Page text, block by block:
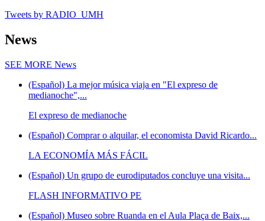
Tweets by RADIO_UMH
News
SEE MORE News
(Español) La mejor música viaja en "El expreso de
medianoche",...
El expreso de medianoche
(Español) Comprar o alquilar, el economista David Ricardo...
LA ECONOMÍA MÁS FÁCIL
(Español) Un grupo de eurodiputados concluye una visita...
FLASH INFORMATIVO PE
(Español) Museo sobre Ruanda en el Aula Plaça de Baix,...